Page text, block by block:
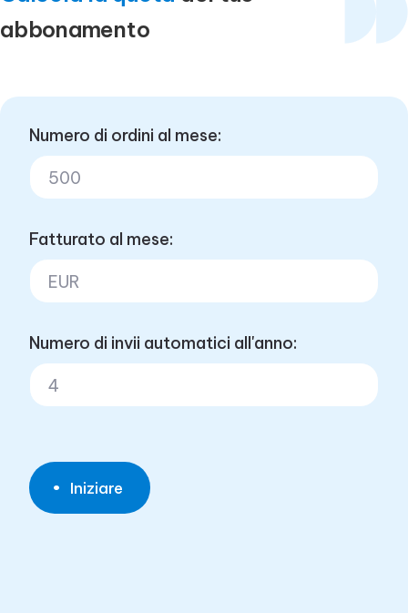
abbonamento
Numero di ordini al mese:
Fatturato al mese:
Numero di invii automatici all'anno:
Iniziare